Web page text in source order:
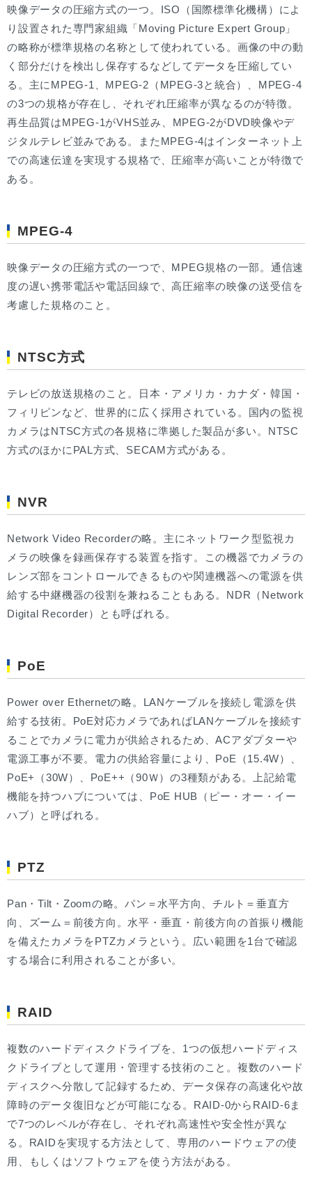
映像データの圧縮方式の一つ。ISO（国際標準化機構）によ
り設置された専門家組織「Moving Picture Expert Group」
の略称が標準規格の名称として使われている。画像の中の動
く部分だけを検出し保存するなどしてデータを圧縮してい
る。主にMPEG-1、MPEG-2（MPEG-3と統合）、MPEG-4
の3つの規格が存在し、それぞれ圧縮率が異なるのが特徴。
再生品質はMPEG-1がVHS並み、MPEG-2がDVD映像やデ
ジタルテレビ並みである。またMPEG-4はインターネット上
での高速伝達を実現する規格で、圧縮率が高いことが特徴で
ある。
MPEG-4
映像データの圧縮方式の一つで、MPEG規格の一部。通信速
度の遅い携帯電話や電話回線で、高圧縮率の映像の送受信を
考慮した規格のこと。
NTSC方式
テレビの放送規格のこと。日本・アメリカ・カナダ・韓国・
フィリピンなど、世界的に広く採用されている。国内の監視
カメラはNTSC方式の各規格に準拠した製品が多い。NTSC
方式のほかにPAL方式、SECAM方式がある。
NVR
Network Video Recorderの略。主にネットワーク型監視カ
メラの映像を録画保存する装置を指す。この機器でカメラの
レンズ部をコントロールできるものや関連機器への電源を供
給する中継機器の役割を兼ねることもある。NDR（Network
Digital Recorder）とも呼ばれる。
PoE
Power over Ethernetの略。LANケーブルを接続し電源を供
給する技術。PoE対応カメラであればLANケーブルを接続す
ることでカメラに電力が供給されるため、ACアダプターや
電源工事が不要。電力の供給容量により、PoE（15.4W）、
PoE+（30W）、PoE++（90Ｗ）の3種類がある。上記給電
機能を持つハブについては、PoE HUB（ピー・オー・イー
ハブ）と呼ばれる。
PTZ
Pan・Tilt・Zoomの略。パン＝水平方向、チルト＝垂直方
向、ズーム＝前後方向。水平・垂直・前後方向の首振り機能
を備えたカメラをPTZカメラという。広い範囲を1台で確認
する場合に利用されることが多い。
RAID
複数のハードディスクドライブを、1つの仮想ハードディス
クドライブとして運用・管理する技術のこと。複数のハード
ディスクへ分散して記録するため、データ保存の高速化や故
障時のデータ復旧などが可能になる。RAID-0からRAID-6ま
で7つのレベルが存在し、それぞれ高速性や安全性が異な
る。RAIDを実現する方法として、専用のハードウェアの使
用、もしくはソフトウェアを使う方法がある。